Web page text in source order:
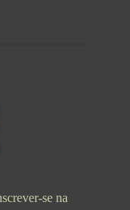
se na